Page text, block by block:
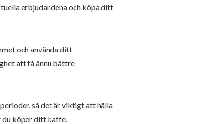
erbjudandena och köpa ditt
och använda ditt
att få ännu bättre
så det är viktigt att hålla
du köper ditt kaffe.